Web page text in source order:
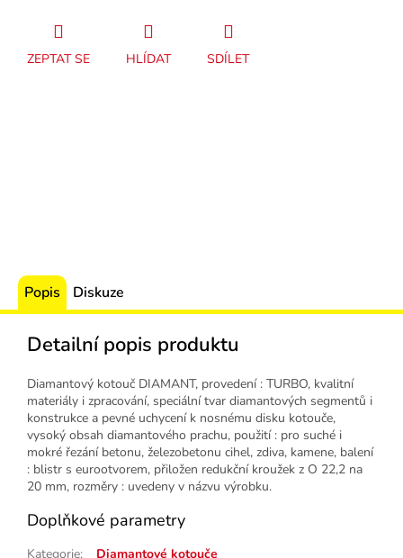
ZEPTAT SE HLÍDAT SDÍLET
Popis Diskuze
Detailní popis produktu
Diamantový kotouč DIAMANT, provedení : TURBO, kvalitní
materiály i zpracování, speciální tvar diamantových segmentů i
konstrukce a pevné uchycení k nosnému disku kotouče,
vysoký obsah diamantového prachu, použití : pro suché i
mokré řezání betonu, železobetonu cihel, zdiva, kamene, balení
: blistr s eurootvorem, přiložen redukční kroužek z O 22,2 na
20 mm, rozměry : uvedeny v názvu výrobku.
Doplňkové parametry
Kategorie:
Diamantové kotouče